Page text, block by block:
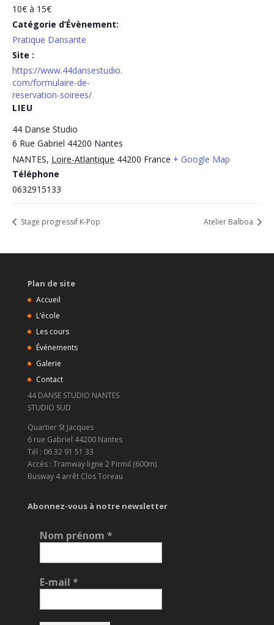
10€ à 15€
Catégorie d’Évènement:
Pratique Dansante
Site :
https://www.44dansestudio.
com/formulaire-de-
reservation-soirees/
LIEU
44 Danse Studio
6 Rue Gabriel 44200 Nantes
NANTES, Loire-Atlantique 44200 France + Google Map
Téléphone
0632915133
Stage progressif K-Pop Atelier Balboa
Plan de site
Accueil
L’école
Les cours
Événements
Galerie
Contact
44 DANSE STUDIO NANTES
STUDIO SUD
Quartier St Jacques
6 rue Gabriel 44200 Nantes
Tél : 06 32 91 51 33
Accès : Tramway ligne 2 Pirmil (600m)
Busway 4 arrêt Clos Toreau
Abonnez-vous à notre newsletter
Nom prénom *
E-mail *